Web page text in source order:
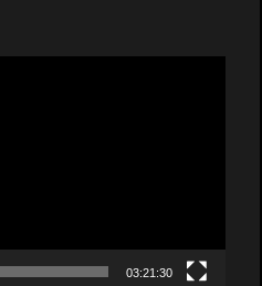
03:21:30